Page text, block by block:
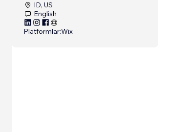
ID, US
English
Platformlar:Wix